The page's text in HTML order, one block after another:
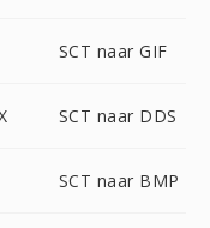
SCT naar GIF
SCT naar DDS
SCT naar BMP